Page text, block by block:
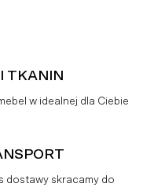
TKANIN
w idealnej dla Ciebie
dostawy skracamy do